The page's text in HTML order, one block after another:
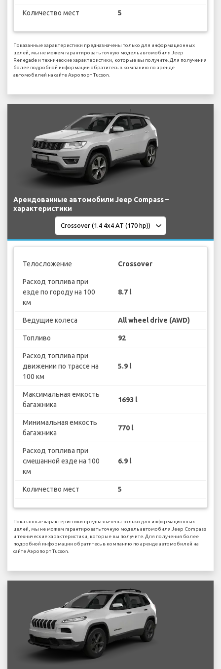
Количество мест 5
Показанные характеристики предназначены только для информационных
целей, мы не можем гарантировать точную модель автомобиля Jeep
Renegade и технические характеристики, которые вы получите. Для получения
более подробной информации обратитесь в компанию по аренде
автомобилей на сайте Аэропорт Tucson.
Арендованные автомобили Jeep Compass –
характеристики
Телосложение Crossover
Расход топлива при
езде по городу на 100
км
8.7 l
Ведущие колеса All wheel drive (AWD)
Топливо 92
Расход топлива при
движении по трассе на
100 км
5.9 l
Максимальная емкость
багажника
1693 l
Минимальная емкость
багажника
770 l
Расход топлива при
смешанной езде на 100
км
6.9 l
Количество мест 5
Показанные характеристики предназначены только для информационных
целей, мы не можем гарантировать точную модель автомобиля Jeep Compass
и технические характеристики, которые вы получите. Для получения более
подробной информации обратитесь в компанию по аренде автомобилей на
сайте Аэропорт Tucson.